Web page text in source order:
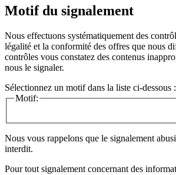
Motif du signalement
Nous effectuons systématiquement des
légalité et la conformité des offres que nous
contrôles vous constatez des contenus
nous le signaler.
Sélectionnez un motif dans la liste ci-dessous :
Motif:
Nous vous rappelons que le signalement
interdit.
Pour tout signalement concernant des